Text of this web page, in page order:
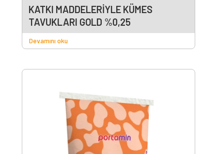
KATKI MADDELERİYLE KÜMES
TAVUKLARI GOLD %0,25
Devamını oku